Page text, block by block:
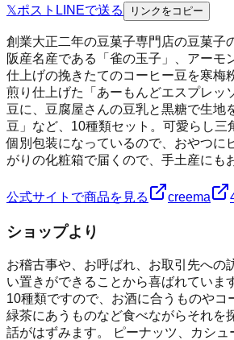
𝕏ポスト LINEで送る リンクをコピー
創業大正二年の豆菓子専門店の豆菓子
阪産名産である「雀の玉子」、アーモ
仕上げの挽きたてのコーヒー豆を寒梅
煎り仕上げた「あーもんどエスプレッ
豆に、豆腐屋さんの豆乳と黒糖で生地
豆」など、10種類セット。可愛らし三
個別包装になっているので、おやつに
がりの化粧箱で届くので、手土産にも
公式サイトで商品を見る creema
ショップより
お稽古事や、お呼ばれ、お取引先への
い置きができることから喜ばれていま
10種類ですので、お酒に合うものやコ
緑茶にあうものなど食べながらそれを
話がはずみます。 ピーナッツ、カシュ